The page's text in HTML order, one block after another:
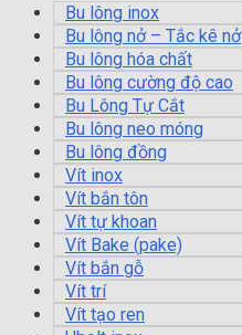
Bu lông inox
Bu lông nở – Tắc kê nở
Bu lông hóa chất
Bu lông cường độ cao
Bu Lông Tự Cắt
Bu lông neo móng
Bu lông đồng
Vít inox
Vít bắn tôn
Vít tự khoan
Vít Bake (pake)
Vít bắn gỗ
Vít trí
Vít tạo ren